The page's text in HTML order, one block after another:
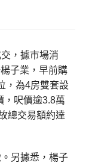
，據市場消
子業，早前購
，為4房雙套設
，呎價逾3.8萬
總交易額約達
另據悉，楊子